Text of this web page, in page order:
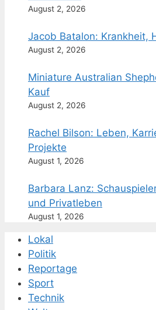
August 2, 2026
Jacob Batalon: Krankheit,
August 2, 2026
Miniature Australian
Kauf
August 2, 2026
Rachel Bilson: Leben,
Projekte
August 1, 2026
Barbara Lanz:
und Privatleben
August 1, 2026
Lokal
Politik
Reportage
Sport
Technik